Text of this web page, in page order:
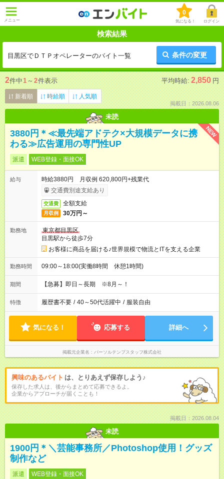
メニュー
0
気になる！ ログイン
検索結果
目黒区でＤＴＰオペレーターのバイト一覧 条件の変更
2件中1 ～ 2件表示 平均時給: 2,850 円
新着順 時給順 人気順
掲載日：2026.08.06
未読
NEW
3880円＊≪最先端アドテク×大規模データに携
わる≫広告運用の専門性UP
派遣 WEB登録・面接OK
給与
時給3880円 月収例 620,800円+残業代
交通費別途支給あり
交通費 全額支給
月収例 30万円～
勤務地
東京都目黒区
目黒駅から徒歩7分
お客様に商品を届ける♪世界規模で物流とITを支える企業
勤務時間 09:00～18:00(実働8時間 休憩1時間)
期間 【急募】即日～長期 ※8月～！
特徴 履歴書不要 / 40～50代活躍中 / 服装自由
気になる！ 応募する 詳細へ
掲載元企業名 パーソルテンプスタッフ株式会社
興味のあるバイト は、とりあえず保存しよう♪
保存した求人は、後からまとめて応募できるよ。
企業からアプローチが届くことも！
掲載日：2026.08.04
未読
1900円＊＼芸能事務所／Photoshop使用！グッズ
制作など
派遣 WEB登録・面接OK